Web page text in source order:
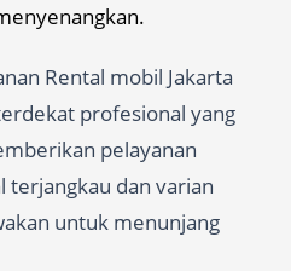
Rental mobil Jakarta
profesional yang
pelayanan
terjangkau dan varian
untuk menunjang